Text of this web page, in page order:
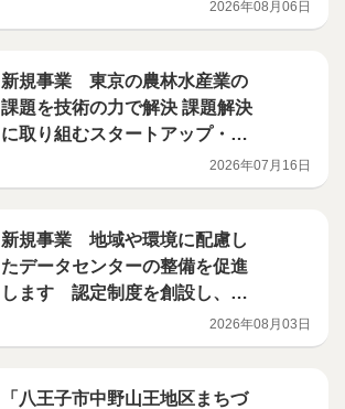
2026年08月06日
新規事業 東京の農林水産業の
課題を技術の力で解決 課題解決
に取り組むスタートアップ・中
2026年07月16日
新規事業 地域や環境に配慮し
たデータセンターの整備を促進
します 認定制度を創設し、補
2026年08月03日
「八王子市中野山王地区まちづ